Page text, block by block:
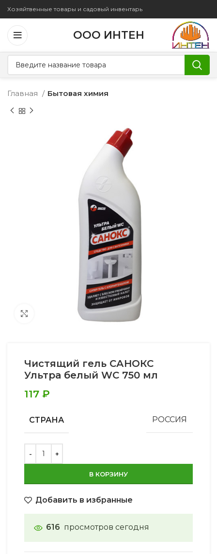
Хозяйтвенные товары и садовый инвентарь
ООО ИНТЕН
Главная Бытовая химия
Чистящий гель САНОКС
Ультра белый WC 750 мл
117 ₽
СТРАНА РОССИЯ
В КОРЗИНУ
Добавить в избранные
616 просмотров сегодня